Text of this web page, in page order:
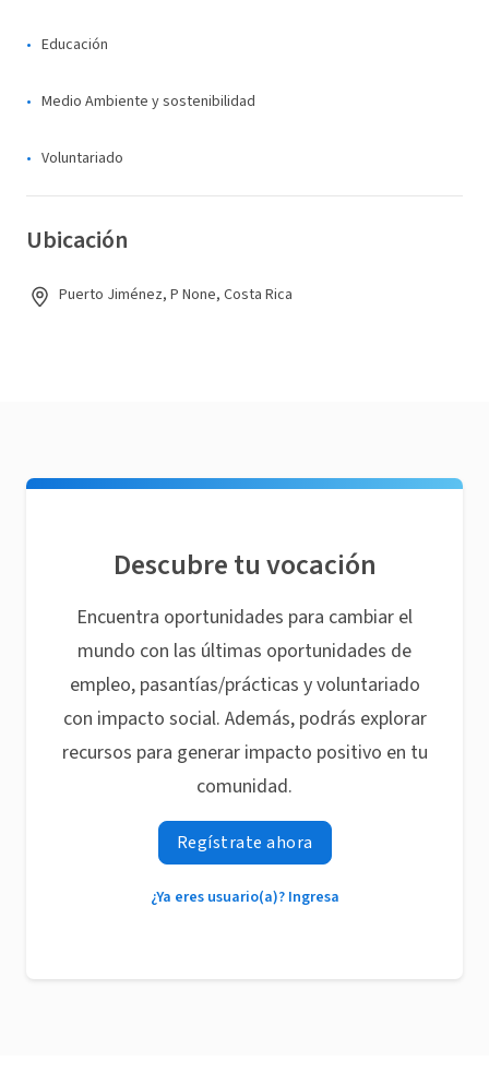
Educación
Medio Ambiente y sostenibilidad
Voluntariado
Ubicación
Puerto Jiménez, P None, Costa Rica
Descubre tu vocación
Encuentra oportunidades para cambiar el
mundo con las últimas oportunidades de
empleo, pasantías/prácticas y voluntariado
con impacto social. Además, podrás explorar
recursos para generar impacto positivo en tu
comunidad.
Regístrate ahora
¿Ya eres usuario(a)? Ingresa